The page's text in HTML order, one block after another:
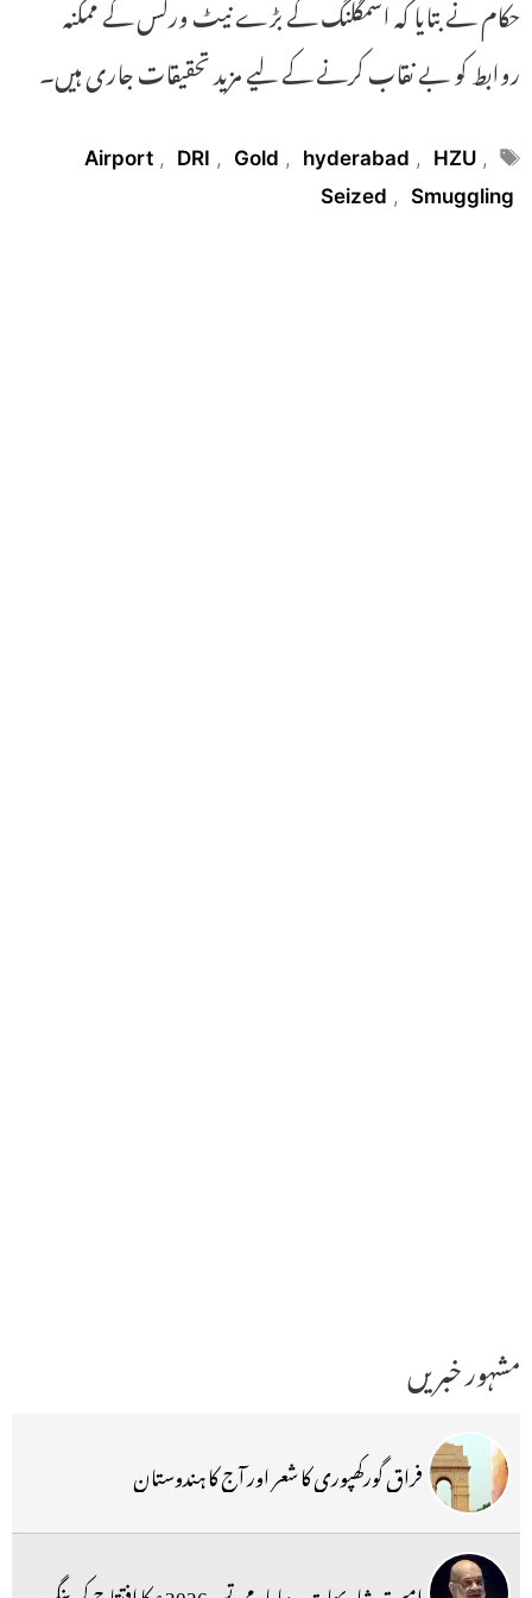
حکام نے بتایا کہ اسمگلنگ کے بڑے نیٹ ورکس کے ممکنہ
روابط کو بے نقاب کرنے کے لیے مزید تحقیقات جاری ہیں۔
Tags
Airport , DRI , Gold , hyderabad , HZU ,
Seized , Smuggling
مشہور خبریں
فراق گورکھپوری کا شعر اور آج کا ہندوستان